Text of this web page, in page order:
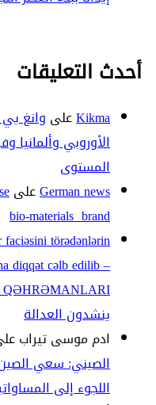
أحدث التعليقات
Kikmaعلى وانغ يي
الأوروبي وألمانيا
المستوى
German newsعلى
bio-materials brand
törədənlərin
diqqət cəlb edilib –
ينشدون العدالة
ادم موسى تيراب
الصيني: سعي الصين
اللجوء إلى